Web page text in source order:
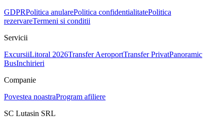
GDPRPolitica anularePolitica confidentialitatePolitica
rezervareTermeni si conditii
Servicii
ExcursiiLitoral 2026Transfer AeroportTransfer PrivatPanoramic
BusInchirieri
Companie
Povestea noastraProgram afiliere
SC Lutasin SRL